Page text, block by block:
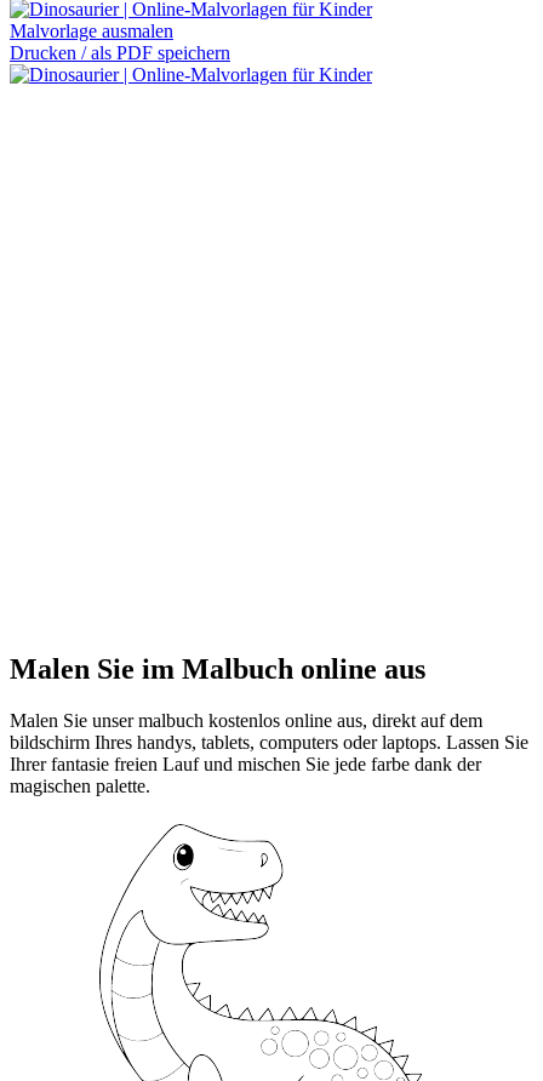
Malvorlage ausmalen
Drucken / als PDF speichern
Malen Sie im Malbuch online aus
Malen Sie unser malbuch kostenlos online aus, direkt auf dem
bildschirm Ihres handys, tablets, computers oder laptops. Lassen Sie
Ihrer fantasie freien Lauf und mischen Sie jede farbe dank der
magischen palette.